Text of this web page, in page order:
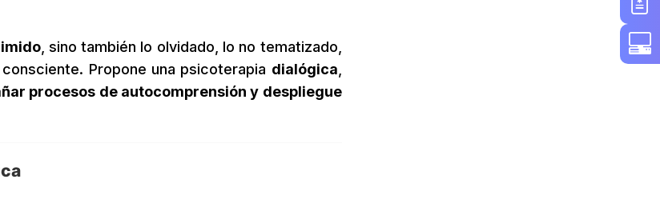
, sino también lo olvidado, lo no tematizado,
Propone una psicoterapia dialógica
procesos de autocomprensión y despliegue